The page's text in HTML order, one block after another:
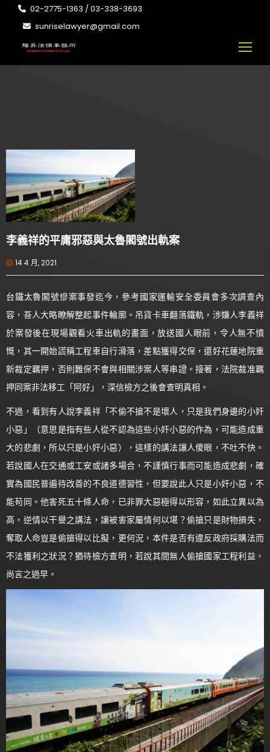
02-2775-1363 / 03-338-3693
sunriselawyer@gmail.com
李義祥的平庸邪惡與太魯閣號出軌案
14 4 月, 2021
台鐵太魯閣號慘案事發迄今，參考國家運輸安全委員會多次調查內
容，吾人大略瞭解整起事件輪廓。吊貨卡車翻落鐵軌，涉嫌人李義祥
於案發後在現場觀看火車出軌的畫面，放送國人眼前，令人無不憤
慨，其一開始謊稱工程車自行滑落，差點獲得交保，還好花蓮地院重
新裁定羈押，否則難保不會與相關涉案人等串證。接著，法院裁准羈
押同案非法移工「阿好」，深信檢方之後會查明真相。
不過，看到有人說李義祥「不偷不搶不是壞人，只是我們身邊的小奸
小惡」（意思是指有些人從不認為這些小奸小惡的作為，可能造成重
大的悲劇，所以只是小奸小惡），這樣的講法讓人傻眼，不吐不快。
若說國人在交通或工安或諸多場合，不謹慎行事而可能造成悲劇，確
實為國民普遍待改善的不良道德習性，但要說此人只是小奸小惡，不
能苟同。他害死五十條人命，已非罪大惡極得以形容，如此立異以為
高，逆情以干譽之講法，讓被害家屬情何以堪？偷搶只是財物損失，
奪取人命豈是偷搶得以比擬，更何況，本件是否有違反政府採購法而
不法獲利之狀況？猶待檢方查明，若說其間無人偷搶國家工程利益，
尚言之過早。